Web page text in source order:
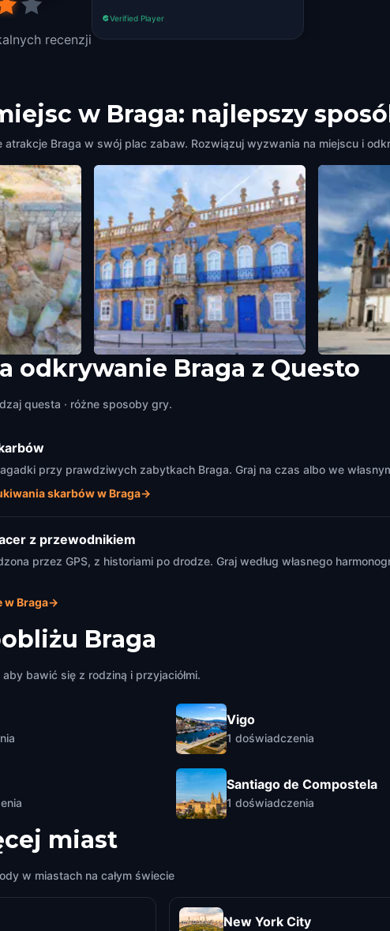
recenzji
Verified Player
w Braga: najlepszy
atrakcje Braga w swój plac zabaw. Rozwiązuj wyzwania na miejscu i
Balneário Pré-Romano de Bracara Rua da
odkrywanie Braga z Questo
questa · różne sposoby gry.
przy prawdziwych zabytkach Braga. Graj na czas albo we
skarbów w Braga→
z przewodnikiem
przez GPS, z historiami po drodze. Graj według własnego
w Braga→
Braga
bawić się z rodziną i przyjaciółmi.
Vigo
1 doświadczenia
Santiago de Compostela
1 doświadczenia
miast
w miastach na całym świecie
New York City